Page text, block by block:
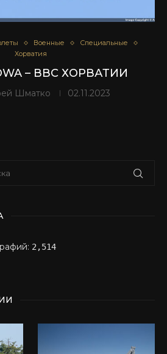
Военные
Специальные
Хорватия
– ВВС ХОРВАТИИ
Шматко 02.11.2023
2,514